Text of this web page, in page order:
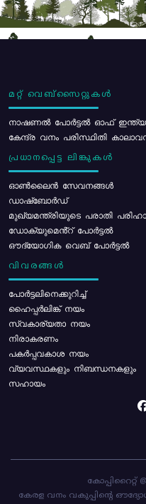
മറ്റ് വെബ്സൈറ്റുകൾ
നാഷണൽ പോർട്ടൽ ഓഫ് ഇന്ത്യ
കേന്ദ്ര വനം പരിസ്ഥിതി
പ്രധാനപ്പെട്ട ലിങ്കുകൾ
ഓൺലൈൻ സേവനങ്ങൾ
ഡാഷ്ബോർഡ്
മുഖ്യമന്ത്രിയുടെ പരാതി
ഡോക്യുമെൻ്റ് പോർട്ടൽ
ഔദ്യോഗിക വെബ് പോർട്ടൽ
വിവരങ്ങൾ
പോര്‍ട്ടലിനെക്കുറിച്ച്
ഹൈപ്പർലിങ്ക് നയം
സ്വകാര്യതാ നയം
നിരാകരണം
പകർപ്പവകാശ നയം
വ്യവസ്ഥകളും നിബന്ധനകളും
സഹായം
കോപ്പിറൈറ്റ്
കേരള വനം വകുപ്പിന്റെ